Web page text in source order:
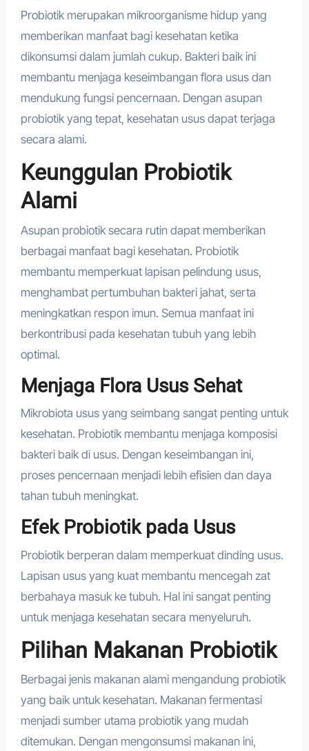
Probiotik merupakan mikroorganisme hidup yang
memberikan manfaat bagi kesehatan ketika
dikonsumsi dalam jumlah cukup. Bakteri baik ini
membantu menjaga keseimbangan flora usus dan
mendukung fungsi pencernaan. Dengan asupan
probiotik yang tepat, kesehatan usus dapat terjaga
secara alami.
Keunggulan Probiotik
Alami
Asupan probiotik secara rutin dapat memberikan
berbagai manfaat bagi kesehatan. Probiotik
membantu memperkuat lapisan pelindung usus,
menghambat pertumbuhan bakteri jahat, serta
meningkatkan respon imun. Semua manfaat ini
berkontribusi pada kesehatan tubuh yang lebih
optimal.
Menjaga Flora Usus Sehat
Mikrobiota usus yang seimbang sangat penting untuk
kesehatan. Probiotik membantu menjaga komposisi
bakteri baik di usus. Dengan keseimbangan ini,
proses pencernaan menjadi lebih efisien dan daya
tahan tubuh meningkat.
Efek Probiotik pada Usus
Probiotik berperan dalam memperkuat dinding usus.
Lapisan usus yang kuat membantu mencegah zat
berbahaya masuk ke tubuh. Hal ini sangat penting
untuk menjaga kesehatan secara menyeluruh.
Pilihan Makanan Probiotik
Berbagai jenis makanan alami mengandung probiotik
yang baik untuk kesehatan. Makanan fermentasi
menjadi sumber utama probiotik yang mudah
ditemukan. Dengan mengonsumsi makanan ini,